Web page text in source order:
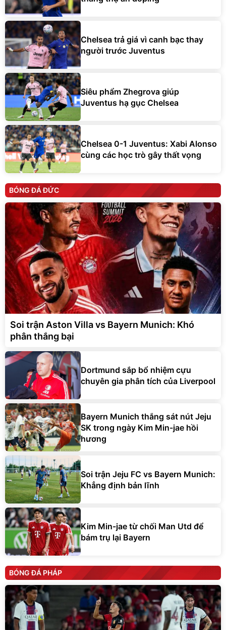
Chelsea trả giá vì canh bạc thay
người trước Juventus
Siêu phẩm Zhegrova giúp
Juventus hạ gục Chelsea
Chelsea 0-1 Juventus: Xabi Alonso
cùng các học trò gây thất vọng
BÓNG ĐÁ ĐỨC
Soi trận Aston Villa vs Bayern Munich: Khó
phân thắng bại
Dortmund sắp bổ nhiệm cựu
chuyên gia phân tích của Liverpool
Bayern Munich thắng sát nút Jeju
SK trong ngày Kim Min-jae hồi
hương
Soi trận Jeju FC vs Bayern Munich:
Khẳng định bản lĩnh
Kim Min-jae từ chối Man Utd để
bám trụ lại Bayern
BÓNG ĐÁ PHÁP